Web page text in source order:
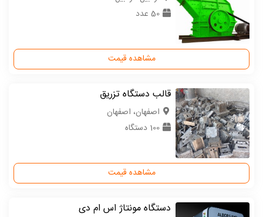
50 عدد
مشاهده قیمت
قالب دستگاه تزریق
اصفهان، اصفهان
100 دستگاه
مشاهده قیمت
دستگاه مونتاژ اس ام دی